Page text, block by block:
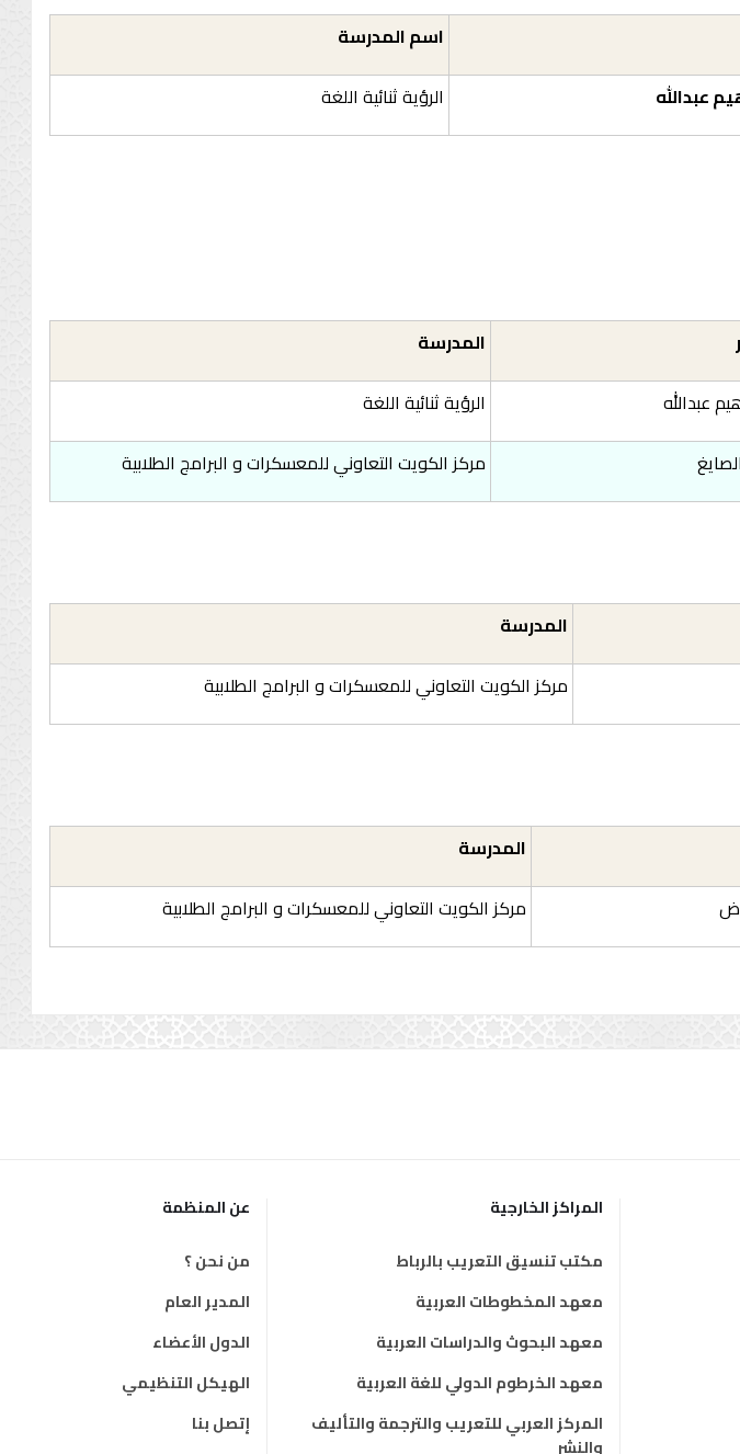
اسم المدرسة
الرؤية ثنائية اللغة
عبدالله
المدرسة
الرؤية ثنائية اللغة
عبدالله
مركز الكويت التعاوني للمعسكرات و البرامج الطلابية
المدرسة
مركز الكويت التعاوني للمعسكرات و البرامج الطلابية
المدرسة
مركز الكويت التعاوني للمعسكرات و البرامج الطلابية
المراكز الخارجية
مكتب تنسيق التعريب بالرباط
معهد المخطوطات العربية
معهد البحوث والدراسات العربية
معهد الخرطوم الدولي للغة العربية
المركز العربي للتعريب والترجمة والتأليف
والنشر
عن المنظمة
من نحن ؟
المدير العام
الدول الأعضاء
الهيكل التنظيمي
إتصل بنا